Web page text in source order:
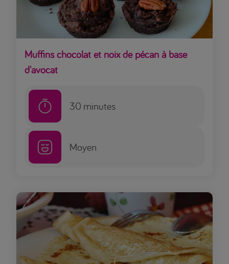
Muffins chocolat et noix de pécan à base
d'avocat
30 minutes
Moyen